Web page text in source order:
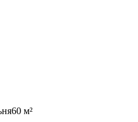
60 м²